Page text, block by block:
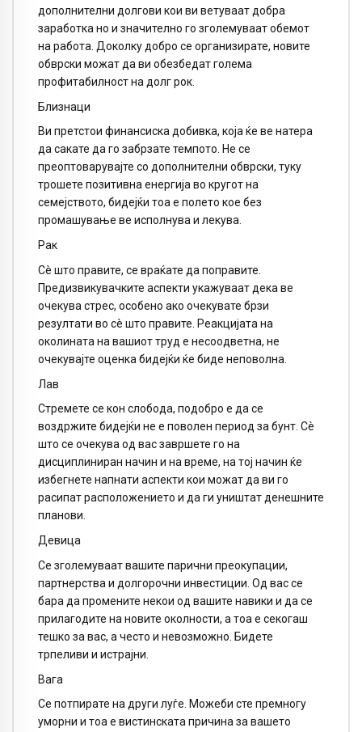
дополнителни долгови кои ви ветуваат добра
заработка но и значително го зголемуваат обемот
на работа. Доколку добро се организирате, новите
обврски можат да ви обезбедат голема
профитабилност на долг рок.
Близнаци
Ви претстои финансиска добивка, која ќе ве натера
да сакате да го забрзате темпото. Не се
преоптоварувајте со дополнителни обврски, туку
трошете позитивна енергија во кругот на
семејството, бидејќи тоа е полето кое без
промашување ве исполнува и лекува.
Рак
Сè што правите, се враќате да поправите.
Предизвикувачките аспекти укажуваат дека ве
очекува стрес, особено ако очекувате брзи
резултати во сè што правите. Реакцијата на
околината на вашиот труд е несоодветна, не
очекувајте оценка бидејќи ќе биде неповолна.
Лав
Стремете се кон слобода, подобро е да се
воздржите бидејќи не е поволен период за бунт. Сè
што се очекува од вас завршете го на
дисциплиниран начин и на време, на тој начин ќе
избегнете напнати аспекти кои можат да ви го
расипат расположението и да ги уништат денешните
планови.
Девица
Се зголемуваат вашите парични преокупации,
партнерства и долгорочни инвестиции. Од вас се
бара да промените некои од вашите навики и да се
прилагодите на новите околности, а тоа е секогаш
тешко за вас, а често и невозможно. Бидете
трпеливи и истрајни.
Вага
Се потпирате на други луѓе. Можеби сте премногу
уморни и тоа е вистинската причина за вашето